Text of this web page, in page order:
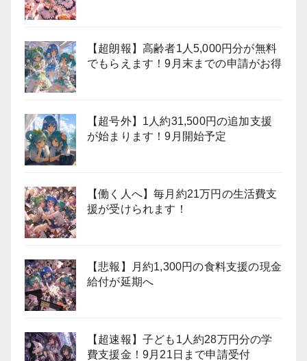
【超朗報】高齢者1人5,000円分が無料
でもらえます！9月末までの申請がお得
【超号外】1人約31,500円の追加支援
が始まります！9月開始予定
【働く人へ】毎月約21万円の生活費支
援が受けられます！
【悲報】月約1,300円の食料支援の現金
給付が延期へ
【超速報】子ども1人約28万円分の学
費支援金！9月21日まで申請受付